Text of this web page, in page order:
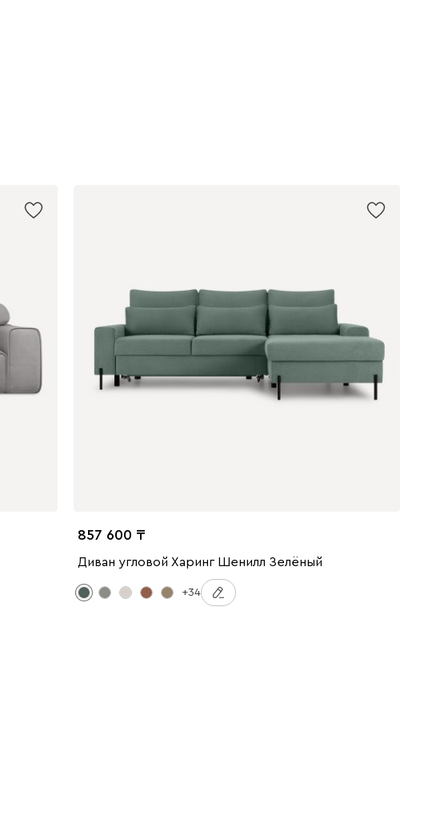
857 600
Диван угловой Харинг Шенилл Зелёный
+34